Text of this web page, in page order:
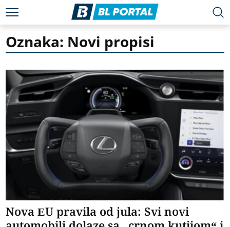
Oznaka: Novi propisi
Nova EU pravila od jula: Svi novi